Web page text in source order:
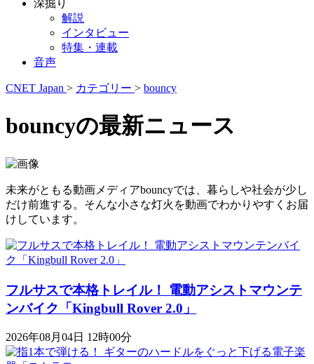
深掘り
解説
インタビュー
特集・連載
音声
CNET Japan > カテゴリー > bouncy
bouncyの最新ニュース
未来がともる動画メディアbouncyでは、暮らしや社会が少し
だけ前進する。そんな小さな灯火を動画でわかりやすくお届
けしています。
フルサスで本格トレイル！ 電動アシストマウンテ
ンバイク「Kingbull Rover 2.0」
2026年08月04日 12時00分